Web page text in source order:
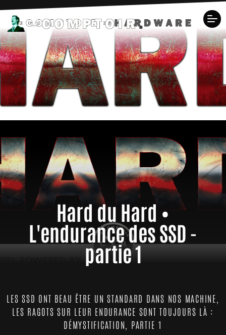
Hard du Hard •
L'endurance des SSD -
partie 1
LES SSD ONT BEAU ÊTRE UN STANDARD DANS NOS MACHINE,
LES RAGOTS SUR LEUR ENDURANCE SONT TOUJOURS LÀ :
DÉMYSTIFICATION, PARTIE 1